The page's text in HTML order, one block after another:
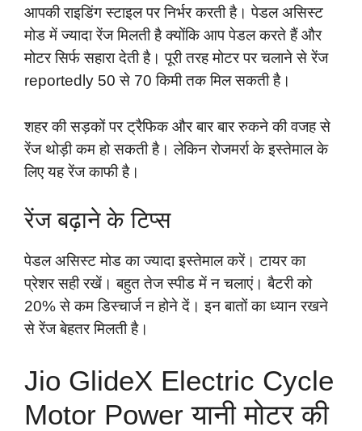
आपकी राइडिंग स्टाइल पर निर्भर करती है। पेडल असिस्ट
मोड में ज्यादा रेंज मिलती है क्योंकि आप पेडल करते हैं और
मोटर सिर्फ सहारा देती है। पूरी तरह मोटर पर चलाने से रेंज
reportedly 50 से 70 किमी तक मिल सकती है।
शहर की सड़कों पर ट्रैफिक और बार बार रुकने की वजह से
रेंज थोड़ी कम हो सकती है। लेकिन रोजमर्रा के इस्तेमाल के
लिए यह रेंज काफी है।
रेंज बढ़ाने के टिप्स
पेडल असिस्ट मोड का ज्यादा इस्तेमाल करें। टायर का
प्रेशर सही रखें। बहुत तेज स्पीड में न चलाएं। बैटरी को
20% से कम डिस्चार्ज न होने दें। इन बातों का ध्यान रखने
से रेंज बेहतर मिलती है।
Jio GlideX Electric Cycle
Motor Power यानी मोटर की